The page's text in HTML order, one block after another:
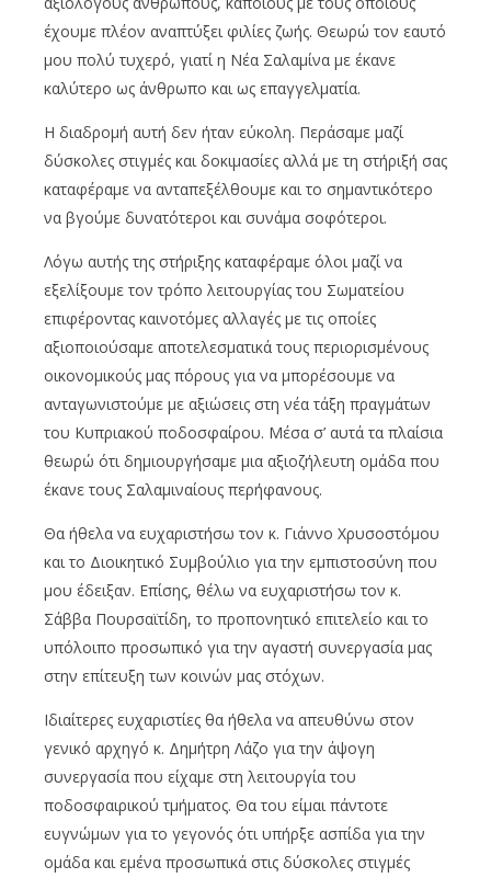
έχουμε πλέον αναπτύξει φιλίες ζωής. Θεωρώ τον εαυτό
μου πολύ τυχερό, γιατί η Νέα Σαλαμίνα με έκανε
καλύτερο ως άνθρωπο και ως επαγγελματία.
Η διαδρομή αυτή δεν ήταν εύκολη. Περάσαμε μαζί
δύσκολες στιγμές και δοκιμασίες αλλά με τη στήριξή σας
καταφέραμε να ανταπεξέλθουμε και το σημαντικότερο
να βγούμε δυνατότεροι και συνάμα σοφότεροι.
Λόγω αυτής της στήριξης καταφέραμε όλοι μαζί να
εξελίξουμε τον τρόπο λειτουργίας του Σωματείου
επιφέροντας καινοτόμες αλλαγές με τις οποίες
αξιοποιούσαμε αποτελεσματικά τους περιορισμένους
οικονομικούς μας πόρους για να μπορέσουμε να
ανταγωνιστούμε με αξιώσεις στη νέα τάξη πραγμάτων
του Κυπριακού ποδοσφαίρου. Μέσα σ’ αυτά τα πλαίσια
θεωρώ ότι δημιουργήσαμε μια αξιοζήλευτη ομάδα που
έκανε τους Σαλαμιναίους περήφανους.
Θα ήθελα να ευχαριστήσω τον κ. Γιάννο Χρυσοστόμου
και το Διοικητικό Συμβούλιο για την εμπιστοσύνη που
μου έδειξαν. Επίσης, θέλω να ευχαριστήσω τον κ.
Σάββα Πουρσαϊτίδη, το προπονητικό επιτελείο και το
υπόλοιπο προσωπικό για την αγαστή συνεργασία μας
στην επίτευξη των κοινών μας στόχων.
Ιδιαίτερες ευχαριστίες θα ήθελα να απευθύνω στον
γενικό αρχηγό κ. Δημήτρη Λάζο για την άψογη
συνεργασία που είχαμε στη λειτουργία του
ποδοσφαιρικού τμήματος. Θα του είμαι πάντοτε
ευγνώμων για το γεγονός ότι υπήρξε ασπίδα για την
ομάδα και εμένα προσωπικά στις δύσκολες στιγμές